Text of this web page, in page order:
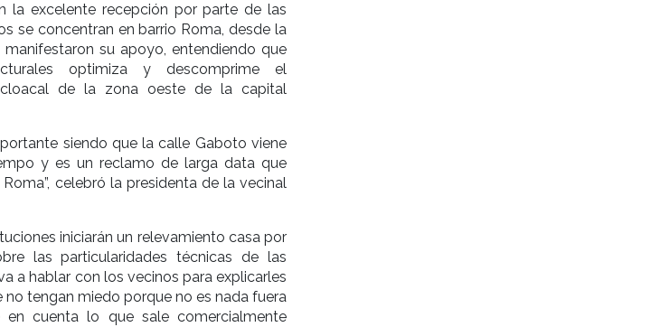
la excelente recepción por parte de las
se concentran en barrio Roma, desde la
su apoyo, entendiendo que
optimiza y descomprime el
de la zona oeste de la capital
siendo que la calle Gaboto viene
y es un reclamo de larga data que
celebró la presidenta de la vecinal
iniciarán un relevamiento casa por
las particularidades técnicas de las
a hablar con los vecinos para explicarles
tengan miedo porque no es nada fuera
cuenta lo que sale comercialmente